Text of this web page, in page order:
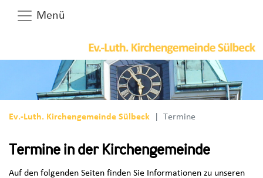
Menü
Ev.-Luth. Kirchengemeinde Sülbeck Termine
Termine in der Kirchengemeinde
Auf den folgenden Seiten finden Sie Informationen zu unseren